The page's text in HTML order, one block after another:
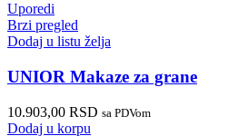
Uporedi
Brzi pregled
Dodaj u listu želja
UNIOR Makaze za grane
10.903,00 RSD sa PDVom
Dodaj u korpu